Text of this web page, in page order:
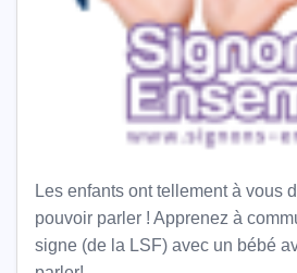
Les enfants ont tellement à vous
pouvoir parler ! Apprenez à
signe (de la LSF) avec un bébé